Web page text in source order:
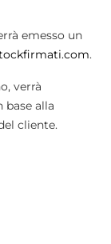
emesso un
.
verrà
alla
cliente.